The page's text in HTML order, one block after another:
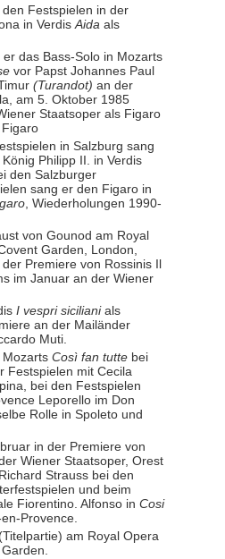
Festspielen in der
in Verdis Aida als
das Bass-Solo in Mozarts
vor Papst Johannes Paul
(Turandot) an der
am 5. Oktober 1985
Staatsoper als Figaro
in Salzburg sang
Philipp II. in Verdis
den Salzburger
sang er den Figaro in
, Wiederholungen 1990-
von Gounod am Royal
Garden, London,
Premiere von Rossinis Il
im Januar an der Wiener
I vespri sicilianials
an der Mailänder
Muti.
Mozarts Così fan tuttebei
Festspielen mit Cecila
bei den Festspielen
Leporello im Don
Rolle in Spoleto und
in der Premiere von
Wiener Staatsoper, Orest
Strauss bei den
und beim
Fiorentino. Alfonso in Cosi
Provence.
am Royal Opera